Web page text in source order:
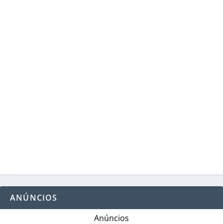
ANÚNCIOS
Anúncios